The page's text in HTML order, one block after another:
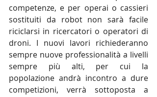
competenze, e per operai o cassieri
sostituiti da robot non sarà facile
riciclarsi in ricercatori o operatori di
droni. I nuovi lavori richiederanno
sempre nuove professionalità a livelli
sempre più alti, per cui la
popolazione andrà incontro a dure
competizioni, verrà sottoposta a